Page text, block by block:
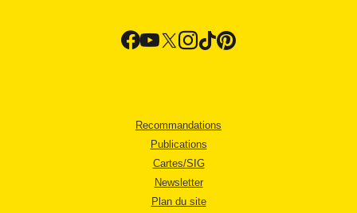
Recommandations
Publications
Cartes/SIG
Newsletter
Plan du site